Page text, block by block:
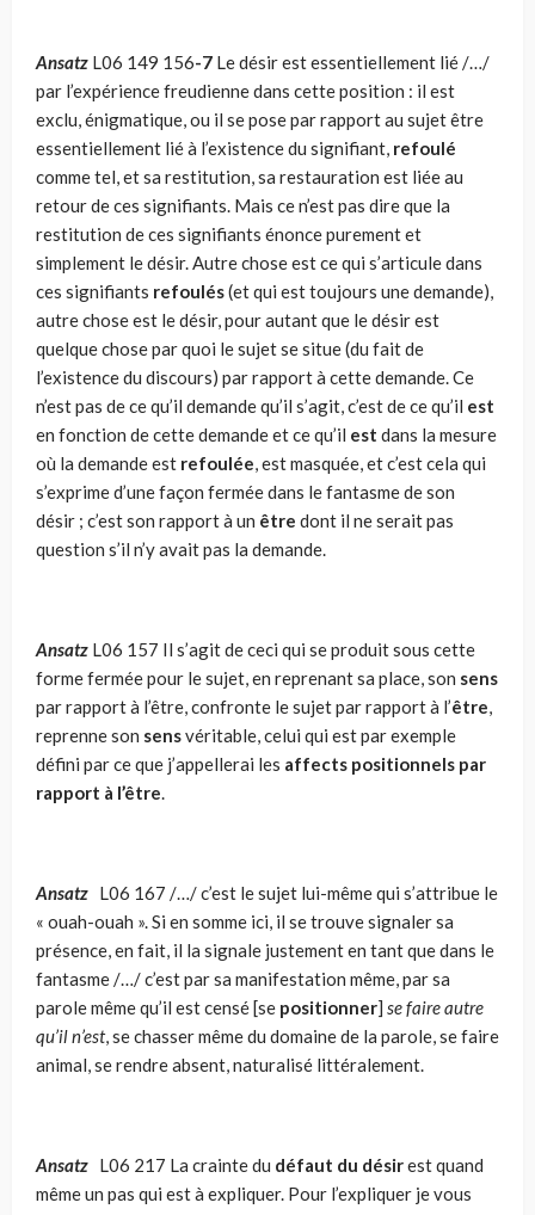
Ansatz L06 149 156-7 Le désir est essentiellement lié /…/
par l’expérience freudienne dans cette position : il est
exclu, énigmatique, ou il se pose par rapport au sujet être
essentiellement lié à l’existence du signifiant, refoulé
comme tel, et sa restitution, sa restauration est liée au
retour de ces signifiants. Mais ce n’est pas dire que la
restitution de ces signifiants énonce purement et
simplement le désir. Autre chose est ce qui s’articule dans
ces signifiants refoulés(et qui est toujours une demande),
autre chose est le désir, pour autant que le désir est
quelque chose par quoi le sujet se situe (du fait de
l’existence du discours) par rapport à cette demande. Ce
n’est pas de ce qu’il demande qu’il s’agit, c’est de ce qu’il est
en fonction de cette demande et ce qu’il est dans la mesure
où la demande est refoulée, est masquée, et c’est cela qui
s’exprime d’une façon fermée dans le fantasme de son
désir ; c’est son rapport à un être dont il ne serait pas
question s’il n’y avait pas la demande.
Ansatz L06 157 Il s’agit de ceci qui se produit sous cette
forme fermée pour le sujet, en reprenant sa place, son sens
par rapport à l’être, confronte le sujet par rapport à l’être,
reprenne son sensvéritable, celui qui est par exemple
défini par ce que j’appellerai les affects positionnels par
rapport à l’être.
Ansatz L06 167 /…/ c’est le sujet lui-même qui s’attribue le
« ouah-ouah ». Si en somme ici, il se trouve signaler sa
présence, en fait, il la signale justement en tant que dans le
fantasme /…/ c’est par sa manifestation même, par sa
parole même qu’il est censé [se positionner] se faire autre
qu’il n’est, se chasser même du domaine de la parole, se faire
animal, se rendre absent, naturalisé littéralement.
Ansatz L06 217 La crainte du défaut du désirest quand
même un pas qui est à expliquer. Pour l’expliquer je vous